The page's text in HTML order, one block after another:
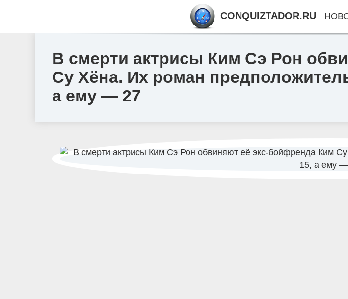
В смерти актрисы Ким Сэ Рон
Су Хёна. Их роман
а ему — 27
CONQUIZTADOR.RU